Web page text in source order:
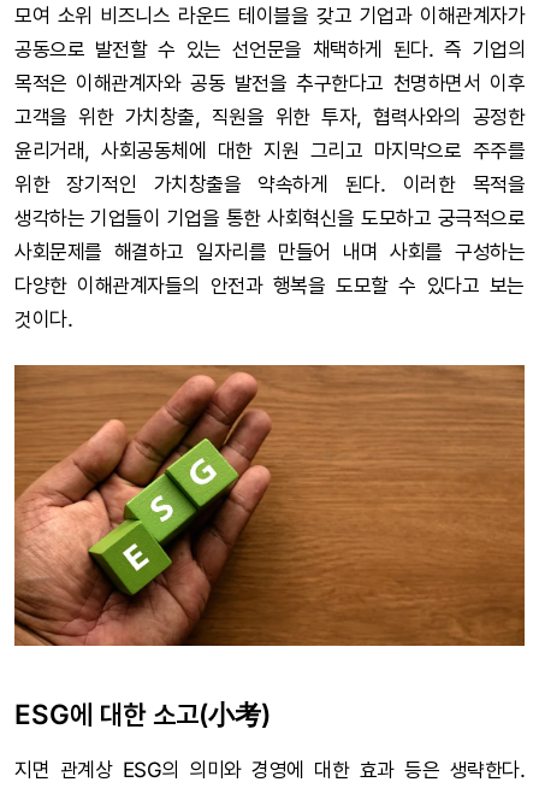
모여 소위 비즈니스 라운드 테이블을 갖고 기업과 이해관계자가
공동으로 발전할 수 있는 선언문을 채택하게 된다. 즉 기업의
목적은 이해관계자와 공동 발전을 추구한다고 천명하면서 이후
고객을 위한 가치창출, 직원을 위한 투자, 협력사와의 공정한
윤리거래, 사회공동체에 대한 지원 그리고 마지막으로 주주를
위한 장기적인 가치창출을 약속하게 된다. 이러한 목적을
생각하는 기업들이 기업을 통한 사회혁신을 도모하고 궁극적으로
사회문제를 해결하고 일자리를 만들어 내며 사회를 구성하는
다양한 이해관계자들의 안전과 행복을 도모할 수 있다고 보는
것이다.
ESG에 대한 소고(小考)
지면 관계상 ESG의 의미와 경영에 대한 효과 등은 생략한다.